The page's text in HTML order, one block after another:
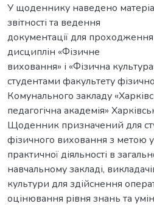
У щоденнику наведено
звітності та ведення
документації для
дисциплін «Фізичне
виховання» і «Фізична
студентами факультету
Комунального закладу
педагогічна академія»
Щоденник призначений для
фізичного виховання з метою
практичної діяльності в
навчальному закладі,
культури для здійснення
оцінювання рівня знань та